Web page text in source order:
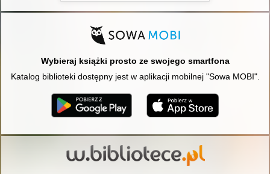
Wybieraj książki prosto ze swojego smartfona
Katalog biblioteki dostępny jest w aplikacji mobilnej "Sowa MOBI".